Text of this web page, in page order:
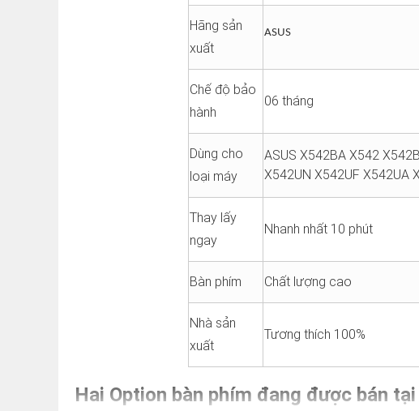
Hãng sản
xuất
ASUS
Chế độ bảo
hành
06 tháng
Dùng cho
loại máy
ASUS X542BA X542
X542UN X542UF X542UA
Thay lấy
ngay
Nhanh nhất 10 phút
Bàn phím Chất lượng cao
Nhà sản
xuất
Tương thích 100%
Hai Option bàn phím đang được bán